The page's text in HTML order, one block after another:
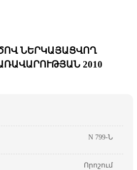
ՆԵՐԿԱՅԱՑՎՈՂ
2010
N 799-Ն
Որոշում